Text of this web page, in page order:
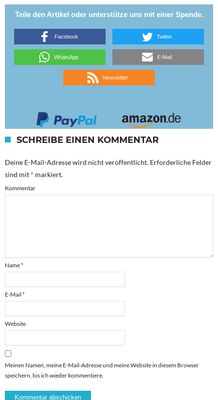
Teile den Artikel oder unterstütze uns mit einer Spende.
Facebook Twitter
WhatsApp E-Mail
Newsletter
SCHREIBE EINEN KOMMENTAR
Deine E-Mail-Adresse wird nicht veröffentlicht. Erforderliche Felder
sind mit * markiert.
Kommentar
Name*
E-Mail *
Website
Meinen Namen, meine E-Mail-Adresse und meine Website in diesem Browser
speichern, bis ich wieder kommentiere.